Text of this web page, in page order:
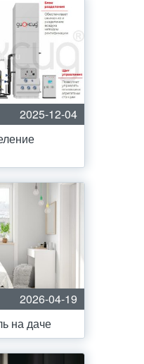
2025-12-04
2026-04-19
на даче